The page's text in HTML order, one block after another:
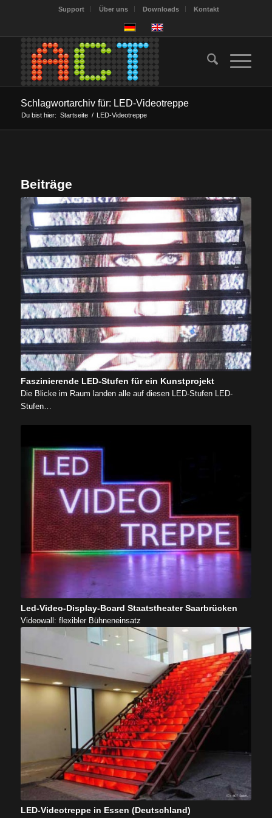
Support Über uns Downloads Kontakt
Schlagwortarchiv für: LED-Videotreppe
Du bist hier: Startseite / LED-Videotreppe
Beiträge
Faszinierende LED-Stufen für ein Kunstprojekt
Die Blicke im Raum landen alle auf diesen LED-Stufen LED-
Stufen…
Led-Video-Display-Board Staatstheater Saarbrücken
Videowall: flexibler Bühneneinsatz
LED-Videotreppe in Essen (Deutschland)